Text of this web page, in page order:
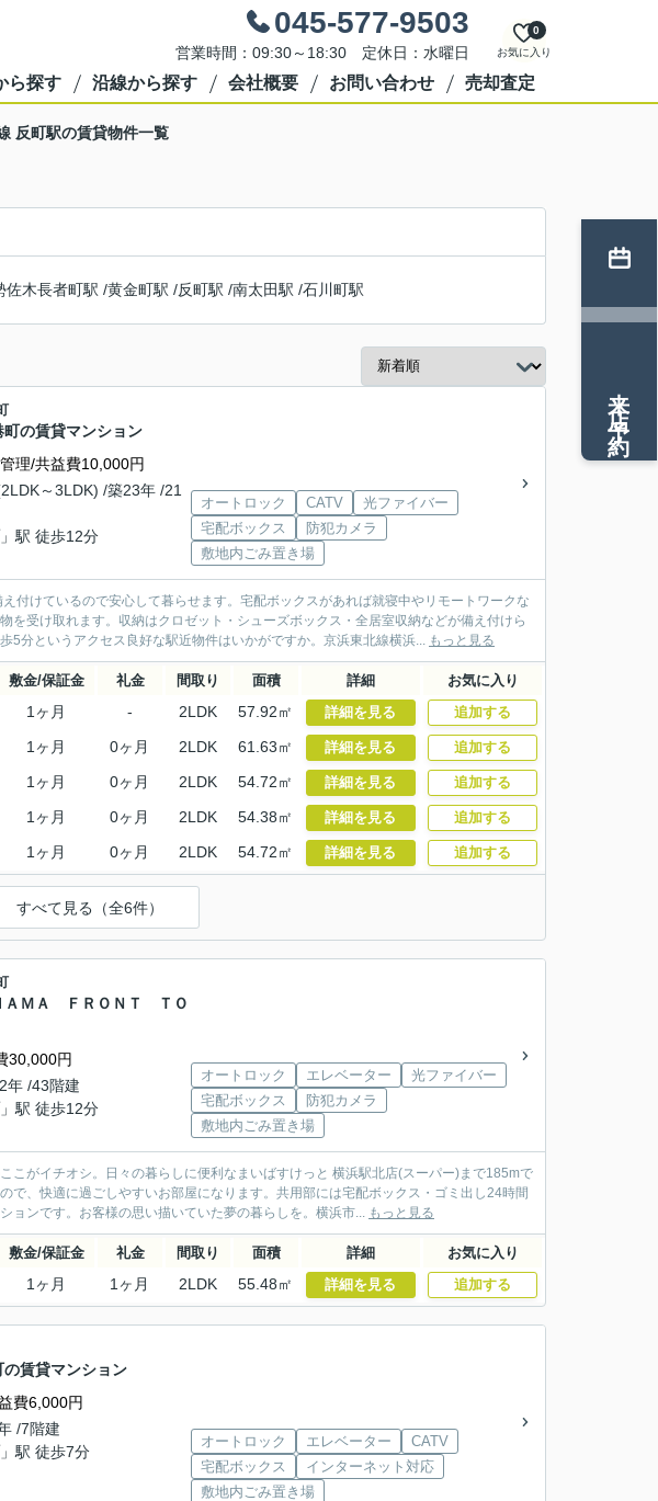
045-577-9503
営業時間：09:30～18:30 定休日：水曜日 お気に入り
0
ら探す 沿線から探す 会社概要 お問い合わせ 売却査定
反町駅の賃貸物件一覧
佐木長者町駅 /黄金町駅 /反町駅 /南太田駅 /石川町駅
の賃貸マンション
管理/共益費10,000円
～3LDK) /築23年 /21
」駅 徒歩12分
オートロック CATV
光ファイバー
宅配ボックス
防犯カメラ
敷地内ごみ置き場
付けているので安心して暮らせます。宅配ボックスがあれば就寝中やリモートワークな
を受け取れます。収納はクロゼット・シューズボックス・全居室収納などが備え付けら
5分というアクセス良好な駅近物件はいかがですか。京浜東北線横浜... もっと見る
敷金/保証金 礼金 間取り 面積 詳細 お気に入り
1ヶ月 - 2LDK 57.92㎡ 詳細を見る 追加する
1ヶ月 0ヶ月 2LDK 61.63㎡ 詳細を見る 追加する
1ヶ月 0ヶ月 2LDK 54.72㎡ 詳細を見る 追加する
1ヶ月 0ヶ月 2LDK 54.38㎡ 詳細を見る 追加する
1ヶ月 0ヶ月 2LDK 54.72㎡ 詳細を見る 追加する
すべて見る（全6件）
ＡＭＡ ＦＲＯＮＴ ＴＯ
30,000円
年 /43階建
」駅 徒歩12分
オートロック エレベーター
光ファイバー
宅配ボックス
防犯カメラ
敷地内ごみ置き場
がイチオシ。日々の暮らしに便利なまいばすけっと 横浜駅北店(スーパー)まで185mで
で、快適に過ごしやすいお部屋になります。共用部には宅配ボックス・ゴミ出し24時間
ョンです。お客様の思い描いていた夢の暮らしを。横浜市... もっと見る
敷金/保証金 礼金 間取り 面積 詳細 お気に入り
1ヶ月 1ヶ月 2LDK 55.48㎡ 詳細を見る 追加する
賃貸マンション
費6,000円
/7階建
」駅 徒歩7分
オートロック エレベーター
CATV
宅配ボックス
インターネット対応
敷地内ごみ置き場
来店予約